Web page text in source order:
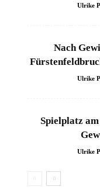
Ulrike
Nach
Ulrike
Spielplatz
Ulrike